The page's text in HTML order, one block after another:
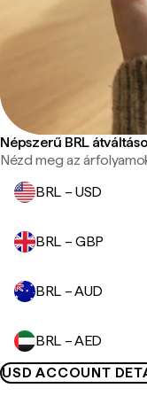
Népszerű BRL
Nézd meg az
BRL – USD
BRL – GBP
BRL – AUD
BRL – AED
USD ACCOUNT